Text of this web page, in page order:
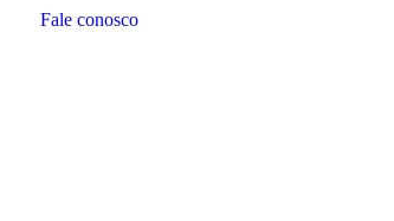
Fale conosco